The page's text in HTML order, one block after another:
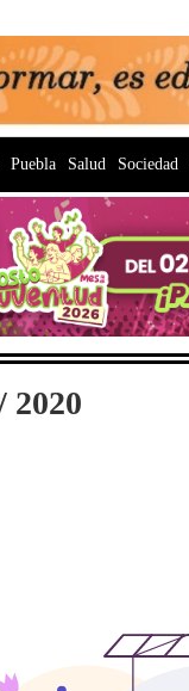
Puebla Salud Sociedad
2020